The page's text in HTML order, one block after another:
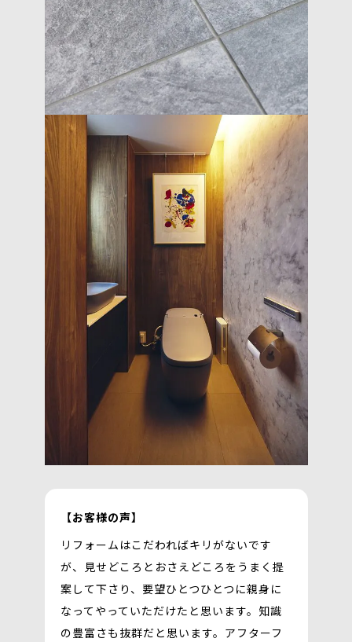
【お客様の声】
リフォームはこだわればキリがないです
が、見せどころとおさえどころをうまく提
案して下さり、要望ひとつひとつに親身に
なってやっていただけたと思います。知識
の豊富さも抜群だと思います。アフターフ